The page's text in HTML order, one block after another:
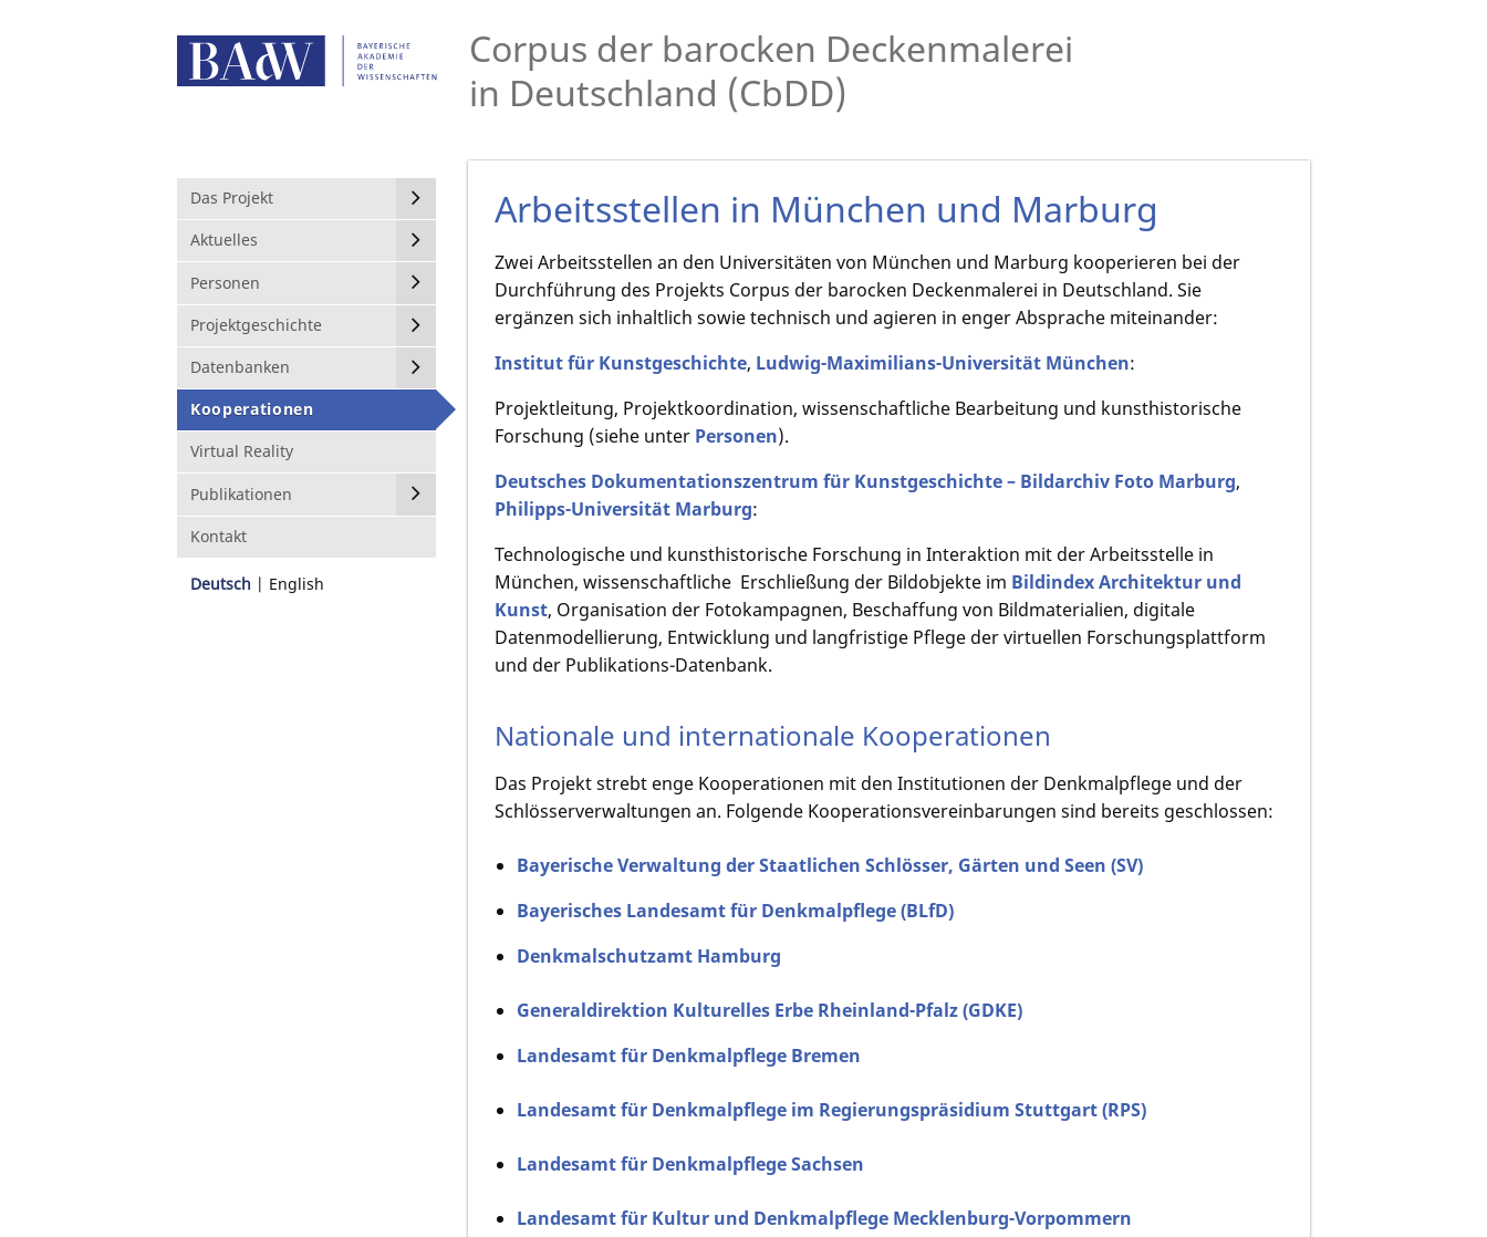
Corpus der barocken Deckenmalerei
in Deutschland (CbDD)
Das Projekt
Aktuelles
Personen
Projektgeschichte
Datenbanken
Kooperationen
Virtual Reality
Publikationen
Kontakt
Deutsch English
Arbeitsstellen in München und Marburg
Zwei Arbeitsstellen an den Universitäten von München und Marburg kooperieren bei der
Durchführung des Projekts Corpus der barocken Deckenmalerei in Deutschland. Sie
ergänzen sich inhaltlich sowie technisch und agieren in enger Absprache miteinander:
Institut für Kunstgeschichte, Ludwig-Maximilians-Universität München:
Projektleitung, Projektkoordination, wissenschaftliche Bearbeitung und kunsthistorische
Forschung (siehe unter Personen).
Deutsches Dokumentationszentrum für Kunstgeschichte – Bildarchiv Foto Marburg,
Philipps-Universität Marburg:
Technologische und kunsthistorische Forschung in Interaktion mit der Arbeitsstelle in
München, wissenschaftliche Erschließung der Bildobjekte im Bildindex Architektur und
Kunst, Organisation der Fotokampagnen, Beschaffung von Bildmaterialien, digitale
Datenmodellierung, Entwicklung und langfristige Pflege der virtuellen Forschungsplattform
und der Publikations-Datenbank.
Nationale und internationale Kooperationen
Das Projekt strebt enge Kooperationen mit den Institutionen der Denkmalpflege und der
Schlösserverwaltungen an. Folgende Kooperationsvereinbarungen sind bereits geschlossen:
Bayerische Verwaltung der Staatlichen Schlösser, Gärten und Seen (SV)
Bayerisches Landesamt für Denkmalpflege (BLfD)
Denkmalschutzamt Hamburg
Generaldirektion Kulturelles Erbe Rheinland-Pfalz (GDKE)
Landesamt für Denkmalpflege Bremen
Landesamt für Denkmalpflege im Regierungspräsidium Stuttgart (RPS)
Landesamt für Denkmalpflege Sachsen
Landesamt für Kultur und Denkmalpflege Mecklenburg-Vorpommern